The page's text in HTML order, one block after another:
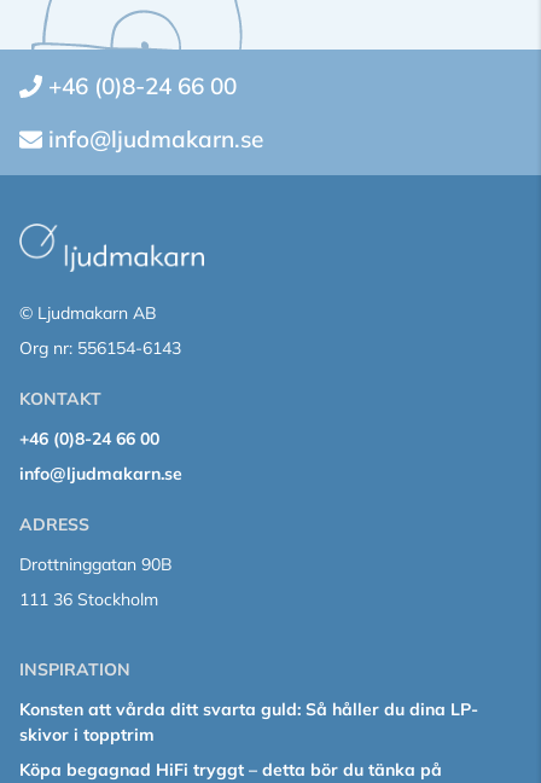
+46 (0)8-24 66 00
info@ljudmakarn.se
© Ljudmakarn AB
Org nr: 556154-6143
KONTAKT
+46 (0)8-24 66 00
info@ljudmakarn.se
ADRESS
Drottninggatan 90B
111 36 Stockholm
INSPIRATION
Konsten att vårda ditt svarta guld: Så håller du dina LP-
skivor i topptrim
Köpa begagnad HiFi tryggt – detta bör du tänka på